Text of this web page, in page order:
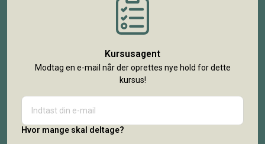
Kursusagent
Modtag en e-mail når der oprettes nye hold for dette
kursus!
Hvor mange skal deltage?